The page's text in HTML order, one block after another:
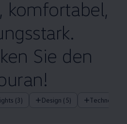
komfortabel,
Sie den
!
(3) Design (5)